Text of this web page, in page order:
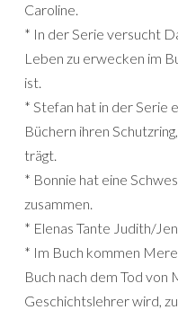
Caroline.
* In der Serie versucht
Leben zu erwecken im
ist.
* Stefan hat in der Serie
Büchern ihren
trägt.
* Bonnie hat eine
zusammen.
* Elenas Tante Judith/
* Im Buch kommen
Buch nach dem Tod von
Geschichtslehrer wird,